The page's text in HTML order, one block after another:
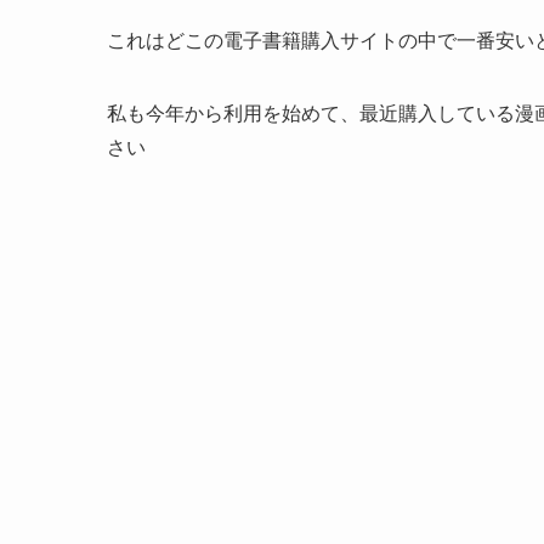
これはどこの電子書籍購入サイトの中で一番安い
私も今年から利用を始めて、最近購入している
さい